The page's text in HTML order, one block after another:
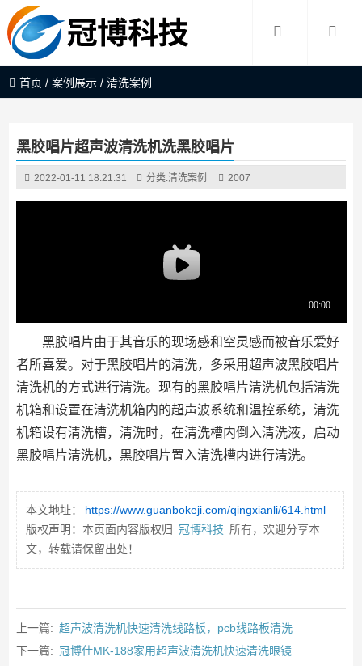
首页 /案例展示 /清洗案例
黑胶唱片超声波清洗机洗黑胶唱片
2022-01-11 18:21:31 分类:清洗案例 2007
黑胶唱片由于其音乐的现场感和空灵感而被音乐爱好
者所喜爱。对于黑胶唱片的清洗，多采用超声波黑胶唱片
清洗机的方式进行清洗。现有的黑胶唱片清洗机包括清洗
机箱和设置在清洗机箱内的超声波系统和温控系统，清洗
机箱设有清洗槽，清洗时，在清洗槽内倒入清洗液，启动
黑胶唱片清洗机，黑胶唱片置入清洗槽内进行清洗。
本文地址：
https://www.guanbokeji.com/qingxianli/614.html
版权声明：本页面内容版权归 冠博科技 所有，欢迎分享本
文，转载请保留出处！
上一篇: 超声波清洗机快速清洗线路板，pcb线路板清洗
下一篇: 冠博仕MK-188家用超声波清洗机快速清洗眼镜